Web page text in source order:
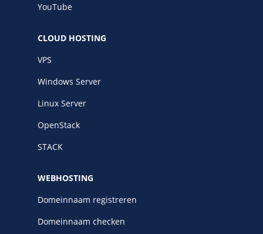
YouTube
CLOUD HOSTING
VPS
Windows Server
Linux Server
OpenStack
STACK
WEBHOSTING
Domeinnaam registreren
Domeinnaam checken